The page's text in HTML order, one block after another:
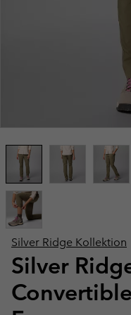
Silver Ridge Kollektion
Silver